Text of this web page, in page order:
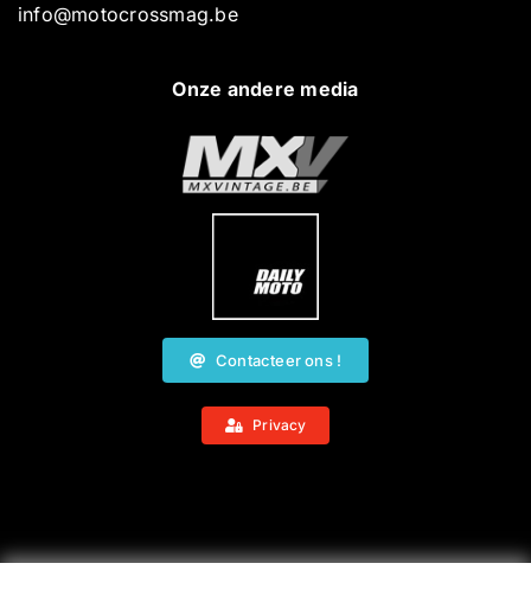
info@motocrossmag.be
Onze andere media
Contacteer ons !
Privacy